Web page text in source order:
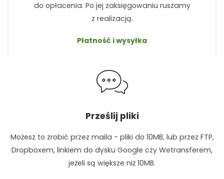
do opłacenia. Po jej zaksięgowaniu ruszamy
z realizacją.
Płatność i wysyłka
Prześlij pliki
Możesz to zrobić przez maila - pliki do 10MB, lub przez FTP,
Dropboxem, linkiem do dysku Google czy Wetransferem,
jeżeli są większe niż 10MB.